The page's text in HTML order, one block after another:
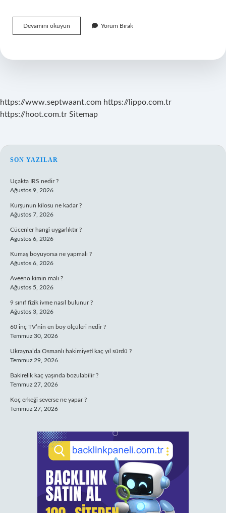
Devamını okuyun
Çalışırken
Olmalı
Yorum Bırak
https://www.septwaant.com https://lippo.com.tr
https://hoot.com.tr Sitemap
SIDEBAR
SON YAZILAR
Uçakta IRS nedir ?
Ağustos 9, 2026
Kurşunun kilosu ne kadar ?
Ağustos 7, 2026
Cücenler hangi uygarlıktır ?
Ağustos 6, 2026
Kumaş boyuyorsa ne yapmalı ?
Ağustos 6, 2026
Aveeno kimin malı ?
Ağustos 5, 2026
9 sınıf fizik ivme nasıl bulunur ?
Ağustos 3, 2026
60 inç TV’nin en boy ölçüleri nedir ?
Temmuz 30, 2026
Ukrayna’da Osmanlı hakimiyeti kaç yıl sürdü ?
Temmuz 29, 2026
Bakirelik kaç yaşında bozulabilir ?
Temmuz 27, 2026
Koç erkeği severse ne yapar ?
Temmuz 27, 2026